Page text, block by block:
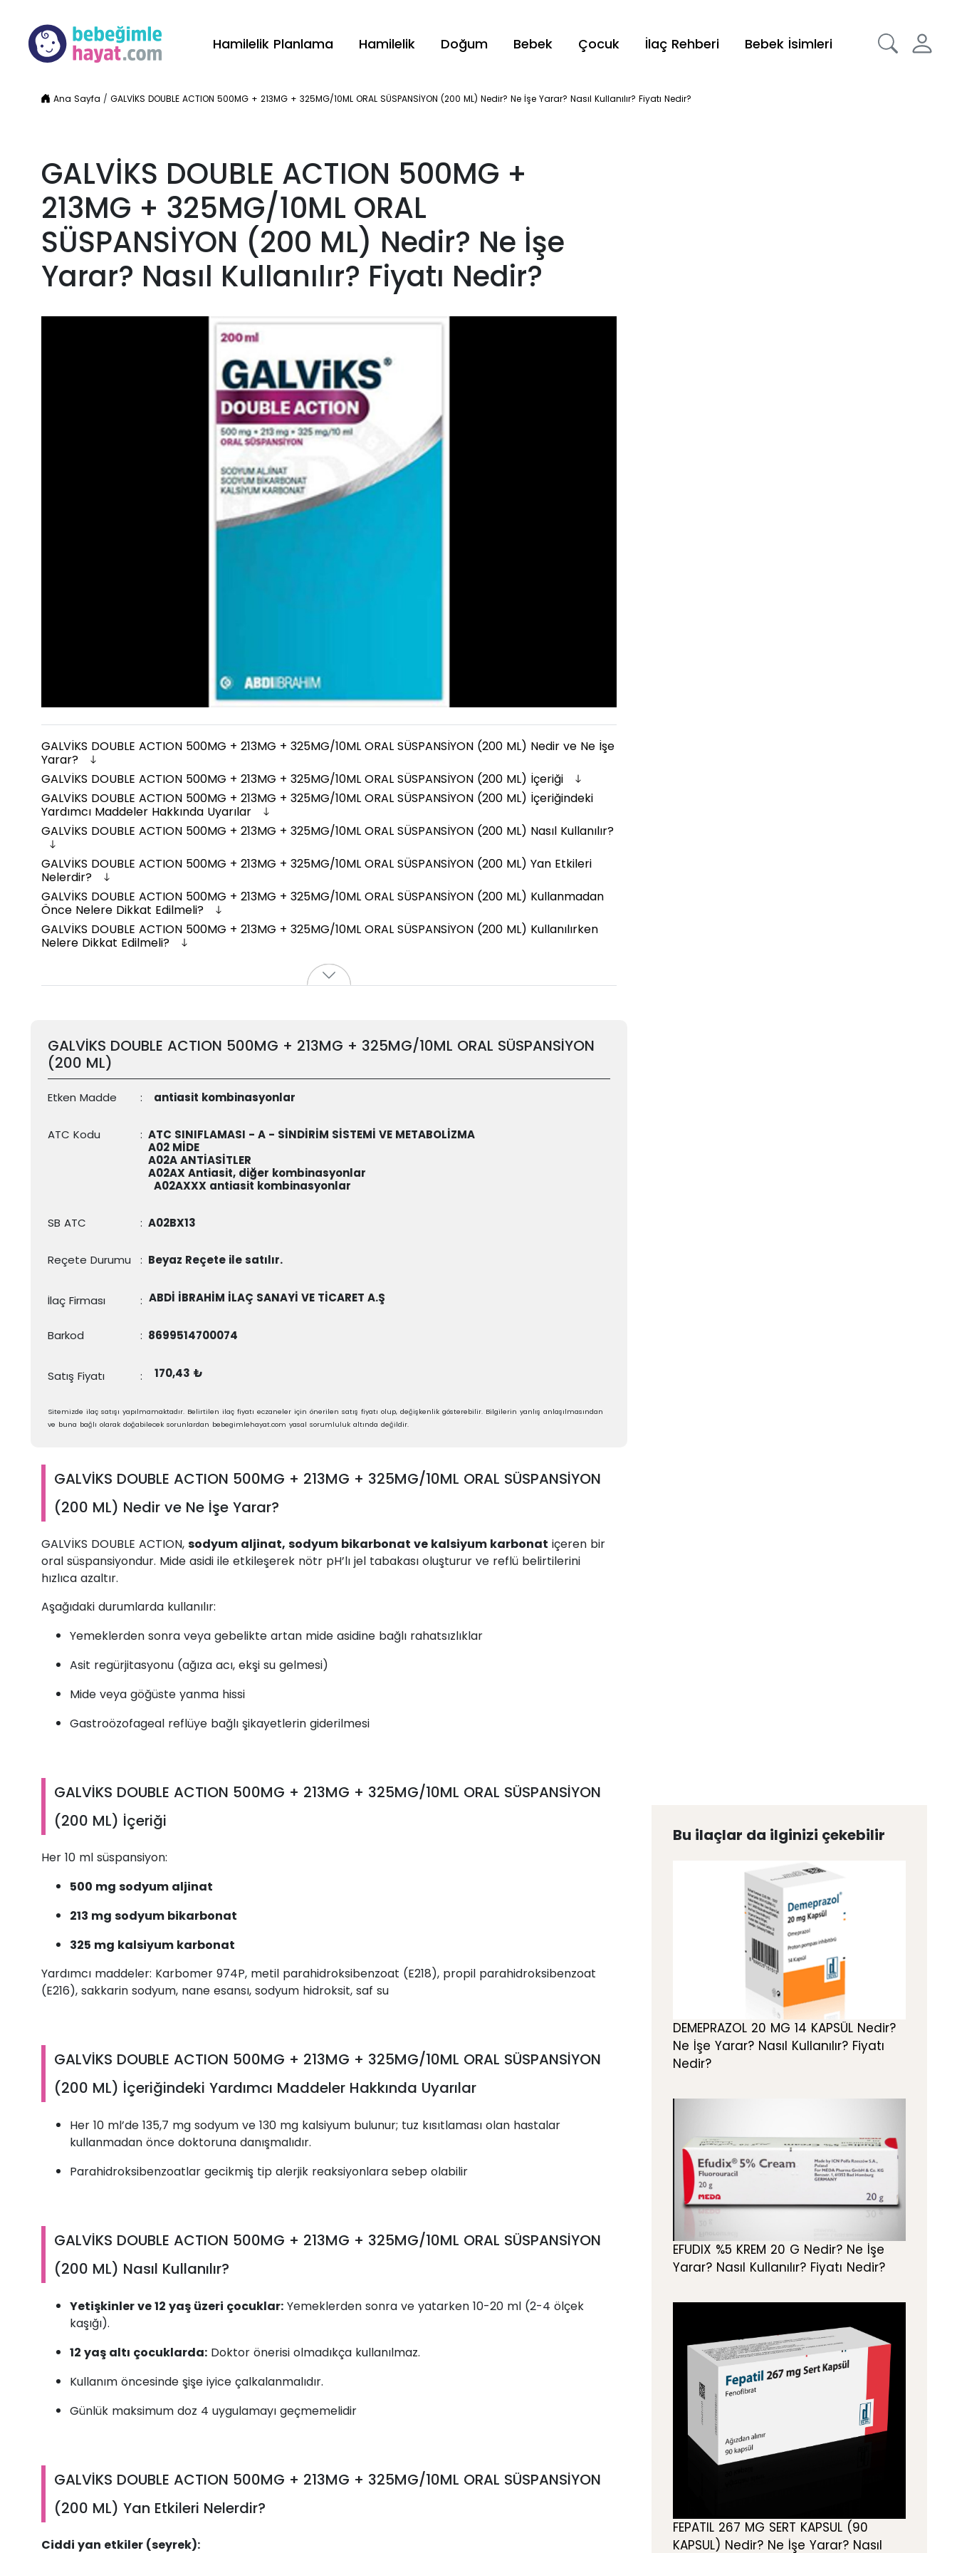
Hamilelik Planlama Hamilelik Doğum Bebek Çocuk İlaç Rehberi Bebek İsimleri
Ana Sayfa /GALVİKS DOUBLE ACTION 500MG + 213MG + 325MG/10ML ORAL SÜSPANSİYON (200 ML) Nedir? Ne İşe Yarar? Nasıl Kullanılır? Fiyatı Nedir?
GALVİKS DOUBLE ACTION 500MG +
213MG + 325MG/10ML ORAL
SÜSPANSİYON (200 ML) Nedir? Ne İşe
Yarar? Nasıl Kullanılır? Fiyatı Nedir?
GALVİKS DOUBLE ACTION 500MG + 213MG + 325MG/10ML ORAL SÜSPANSİYON (200 ML) Nedir ve Ne İşe
Yarar?
GALVİKS DOUBLE ACTION 500MG + 213MG + 325MG/10ML ORAL SÜSPANSİYON (200 ML) İçeriği
GALVİKS DOUBLE ACTION 500MG + 213MG + 325MG/10ML ORAL SÜSPANSİYON (200 ML) İçeriğindeki
Yardımcı Maddeler Hakkında Uyarılar
GALVİKS DOUBLE ACTION 500MG + 213MG + 325MG/10ML ORAL SÜSPANSİYON (200 ML) Nasıl Kullanılır?
GALVİKS DOUBLE ACTION 500MG + 213MG + 325MG/10ML ORAL SÜSPANSİYON (200 ML) Yan Etkileri
Nelerdir?
GALVİKS DOUBLE ACTION 500MG + 213MG + 325MG/10ML ORAL SÜSPANSİYON (200 ML) Kullanmadan
Önce Nelere Dikkat Edilmeli?
GALVİKS DOUBLE ACTION 500MG + 213MG + 325MG/10ML ORAL SÜSPANSİYON (200 ML) Kullanılırken
Nelere Dikkat Edilmeli?
GALVİKS DOUBLE ACTION 500MG + 213MG + 325MG/10ML ORAL SÜSPANSİYON
(200 ML)
Etken Madde : antiasit kombinasyonlar
ATC Kodu : ATC SINIFLAMASI - A - SİNDİRİM SİSTEMİ VE METABOLİZMA
A02 MİDE
A02A ANTİASİTLER
A02AX Antiasit, diğer kombinasyonlar
A02AXXX antiasit kombinasyonlar
SB ATC : A02BX13
Reçete Durumu : Beyaz Reçete ile satılır.
İlaç Firması : ABDİ İBRAHİM İLAÇ SANAYİ VE TİCARET A.Ş
Barkod : 8699514700074
Satış Fiyatı : 170,43 ₺
Sitemizde ilaç satışı yapılmamaktadır. Belirtilen ilaç fiyatı eczaneler için önerilen satış fiyatı olup, değişkenlik gösterebilir. Bilgilerin yanlış anlaşılmasından
ve buna bağlı olarak doğabilecek sorunlardan bebegimlehayat.com yasal sorumluluk altında değildir.
GALVİKS DOUBLE ACTION 500MG + 213MG + 325MG/10ML ORAL SÜSPANSİYON
(200 ML) Nedir ve Ne İşe Yarar?
GALVİKS DOUBLE ACTION, sodyum aljinat, sodyum bikarbonat ve kalsiyum karbonat içeren bir
oral süspansiyondur. Mide asidi ile etkileşerek nötr pH’lı jel tabakası oluşturur ve reflü belirtilerini
hızlıca azaltır.
Aşağıdaki durumlarda kullanılır:
Yemeklerden sonra veya gebelikte artan mide asidine bağlı rahatsızlıklar
Asit regürjitasyonu (ağıza acı, ekşi su gelmesi)
Mide veya göğüste yanma hissi
Gastroözofageal reflüye bağlı şikayetlerin giderilmesi
GALVİKS DOUBLE ACTION 500MG + 213MG + 325MG/10ML ORAL SÜSPANSİYON
(200 ML) İçeriği
Her 10 ml süspansiyon:
500 mg sodyum aljinat
213 mg sodyum bikarbonat
325 mg kalsiyum karbonat
Yardımcı maddeler: Karbomer 974P, metil parahidroksibenzoat (E218), propil parahidroksibenzoat
(E216), sakkarin sodyum, nane esansı, sodyum hidroksit, saf su
GALVİKS DOUBLE ACTION 500MG + 213MG + 325MG/10ML ORAL SÜSPANSİYON
(200 ML) İçeriğindeki Yardımcı Maddeler Hakkında Uyarılar
Her 10 ml’de 135,7 mg sodyum ve 130 mg kalsiyum bulunur; tuz kısıtlaması olan hastalar
kullanmadan önce doktoruna danışmalıdır.
Parahidroksibenzoatlar gecikmiş tip alerjik reaksiyonlara sebep olabilir
GALVİKS DOUBLE ACTION 500MG + 213MG + 325MG/10ML ORAL SÜSPANSİYON
(200 ML) Nasıl Kullanılır?
Yetişkinler ve 12 yaş üzeri çocuklar: Yemeklerden sonra ve yatarken 10-20 ml (2-4 ölçek
kaşığı).
12 yaş altı çocuklarda: Doktor önerisi olmadıkça kullanılmaz.
Kullanım öncesinde şişe iyice çalkalanmalıdır.
Günlük maksimum doz 4 uygulamayı geçmemelidir
GALVİKS DOUBLE ACTION 500MG + 213MG + 325MG/10ML ORAL SÜSPANSİYON
(200 ML) Yan Etkileri Nelerdir?
Ciddi yan etkiler (seyrek):
Bu ilaçlar da ilginizi çekebilir
DEMEPRAZOL 20 MG 14 KAPSÜL Nedir?
Ne İşe Yarar? Nasıl Kullanılır? Fiyatı
Nedir?
EFUDIX %5 KREM 20 G Nedir? Ne İşe
Yarar? Nasıl Kullanılır? Fiyatı Nedir?
FEPATIL 267 MG SERT KAPSUL (90
KAPSUL) Nedir? Ne İşe Yarar? Nasıl